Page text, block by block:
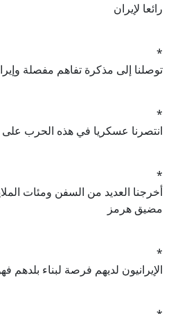
رائعا لإيران
*
توصلنا إلى مذكرة تفاهم مفصلة
*
انتصرنا عسكريا في هذه الحرب على
*
أخرجنا العديد من السفن ومئات
مضيق هرمز
*
الإيرانيون لديهم فرصة لبناء بلدهم